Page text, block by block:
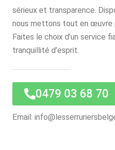
sérieux et transparence.
nous mettons tout en œuvre
Faites le choix d’un service
tranquillité d’esprit.
0479 03 68 70
Email: